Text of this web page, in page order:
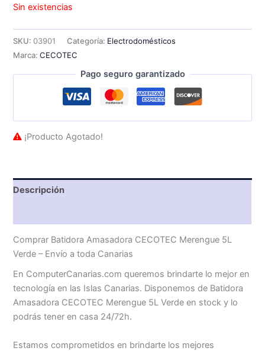
Sin existencias
SKU: 03901 Categoría: Electrodomésticos
Marca:CECOTEC
Pago seguro garantizado
¡Producto Agotado!
Descripción
Comprar Batidora Amasadora CECOTEC Merengue 5L
Verde – Envío a toda Canarias
En ComputerCanarias.com queremos brindarte lo mejor en
tecnología en las Islas Canarias. Disponemos de Batidora
Amasadora CECOTEC Merengue 5L Verde en stock y lo
podrás tener en casa 24/72h.
Estamos comprometidos en brindarte los mejores